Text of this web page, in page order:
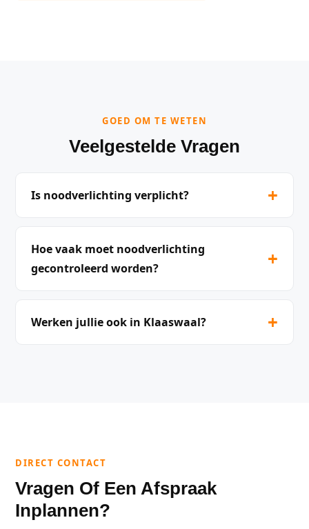
GOED OM TE WETEN
Veelgestelde Vragen
Is noodverlichting verplicht? +
Hoe vaak moet noodverlichting
gecontroleerd worden?
+
Werken jullie ook in Klaaswaal? +
DIRECT CONTACT
Vragen Of Een Afspraak
Inplannen?